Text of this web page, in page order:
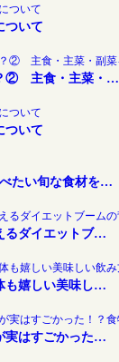
ついて
？② 主食・主菜・…
ついて
たい旬な食材を…
るダイエットブ…
も嬉しい美味し…
実はすごかった…